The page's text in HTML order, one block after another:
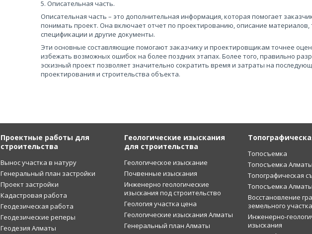
5. Описательная часть.
Описательная часть – это дополнительная информация, которая помогает
понимать проект. Она включает отчет по проектированию, описание материалов,
спецификации и другие документы.
Эти основные составляющие помогают заказчику и проектировщикам точнее
избежать возможных ошибок на более поздних этапах. Более того, правильно
эскизный проект позволяет значительно сократить время и затраты на
проектирования и строительства объекта.
Проектные работы для
строительства
Вынос участка в натуру
Генеральный план застройки
Проект застройки
Кадастровая работа
Геодезическая работа
Геодезические реперы
Геодезия Алматы
Геологические изыскания
для строительства
Геологическое изыскание
Почвенные изыскания
Инженерно геологические
изыскания под строительство
Геология участка цена
Геологические изыскания Алматы
Генеральный план Алматы
Топосъемка
Топосъемка Алматы
Топографическая
Топосъемка
Восстановление
земельного участка
Инженерно-
изыскания